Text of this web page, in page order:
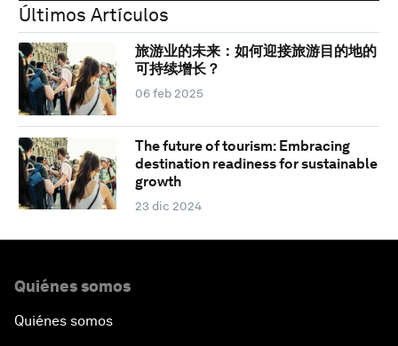
Últimos Artículos
旅游业的未来：如何迎接旅游目的地的
可持续增长？
06 feb 2025
The future of tourism: Embracing
destination readiness for sustainable
growth
23 dic 2024
Quiénes somos
Quiénes somos